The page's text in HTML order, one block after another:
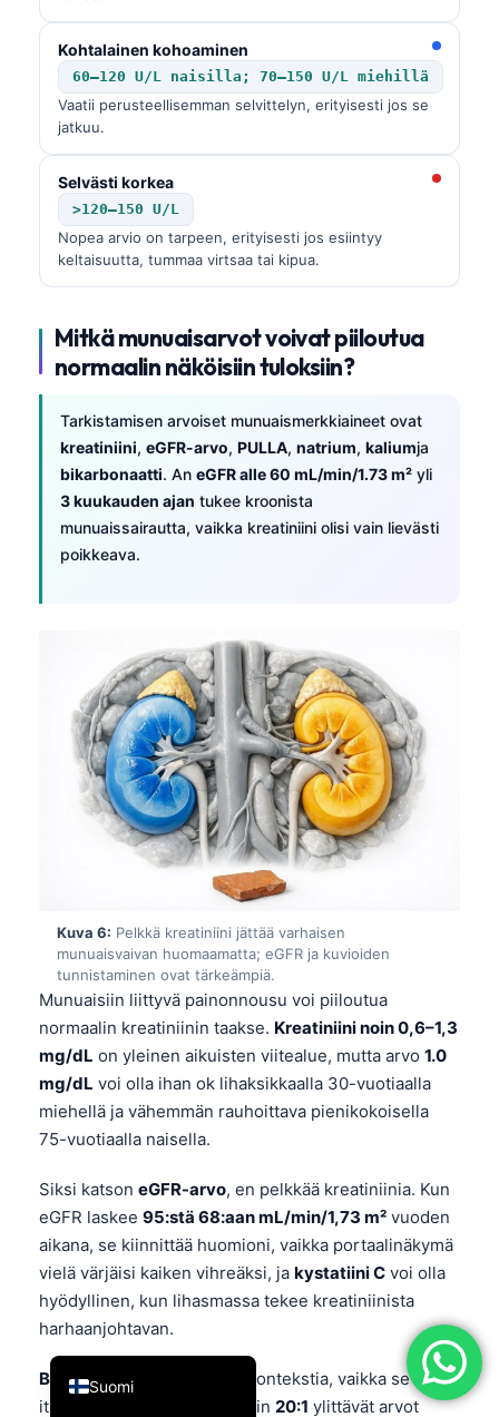
Kohtalainen kohoaminen
60–120 U/L naisilla; 70–150 U/L miehillä
Vaatii perusteellisemman selvittelyn, erityisesti jos se
jatkuu.
Selvästi korkea
>120–150 U/L
Nopea arvio on tarpeen, erityisesti jos esiintyy
keltaisuutta, tummaa virtsaa tai kipua.
Mitkä munuaisarvot voivat piiloutua
normaalin näköisiin tuloksiin?
Tarkistamisen arvoiset munuaismerkkiaineet ovat
kreatiniini, eGFR-arvo, PULLA, natrium, kaliumja
bikarbonaatti. An eGFR alle 60 mL/min/1.73 m² yli
3 kuukauden ajan tukee kroonista
munuaissairautta, vaikka kreatiniini olisi vain lievästi
poikkeava.
Kuva 6: Pelkkä kreatiniini jättää varhaisen
munuaisvaivan huomaamatta; eGFR ja kuvioiden
tunnistaminen ovat tärkeämpiä.
Munuaisiin liittyvä painonnousu voi piiloutua
normaalin kreatiniinin taakse. Kreatiniini noin 0,6–1,3
mg/dL on yleinen aikuisten viitealue, mutta arvo 1.0
mg/dL voi olla ihan ok lihaksikkaalla 30-vuotiaalla
miehellä ja vähemmän rauhoittava pienikokoisella
75-vuotiaalla naisella.
Siksi katson eGFR-arvo, en pelkkää kreatiniinia. Kun
eGFR laskee 95:stä 68:aan mL/min/1,73 m² vuoden
aikana, se kiinnittää huomioni, vaikka portaalinäkymä
vielä värjäisi kaiken vihreäksi, ja kystatiini C voi olla
hyödyllinen, kun lihasmassa tekee kreatiniinista
harhaanjohtavan.
BUN/kreatiniinisuhde
tuo kontekstia, vaikka se ei ole
itsenäinen diagnoosi. Yli noin 20:1 ylittävät arvot
Suomi
Deutsch
العربية
Français
עִבְרִית
Español
Português
Ελληνικά
Türkçe
Română
简体中文
Български
Dansk
Nederlands
हिन्दी
Bahasa Indonesia
Հայերեն
Íslenska
Bosanski
Azərbaycan dili
Eesti
日本語
ქართული
Lietuvių kalba
Polski
한국어
Slovenščina
Magyar
Shqip
বাংলা
اردو